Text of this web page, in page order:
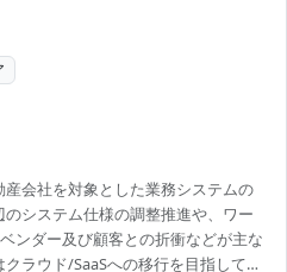
会社を対象とした業務システムの
システム仕様の調整推進や、ワー
ンダー及び顧客との折衝などが主な
ラウド/SaaSへの移行を目指してお